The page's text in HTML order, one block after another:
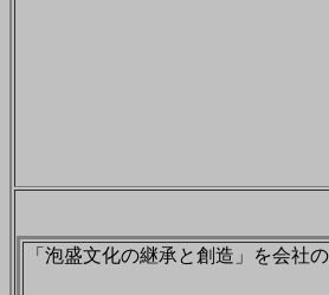
「泡盛文化の継承と創造」を会社